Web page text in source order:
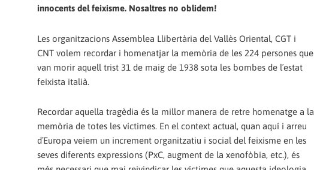
innocents del feixisme. Nosaltres no oblidem!
Les organitzacions Assemblea Llibertària del Vallès Oriental, CGT i
CNT volem recordar i homenatjar la memòria de les 224 persones que
van morir aquell trist 31 de maig de 1938 sota les bombes de l´estat
feixista italià.
Recordar aquella tragèdia és la millor manera de retre homenatge a la
memòria de totes les víctimes. En el context actual, quan aquí i arreu
d´Europa veiem un increment organitzatiu i social del feixisme en les
seves diferents expressions (PxC, augment de la xenofòbia, etc.), és